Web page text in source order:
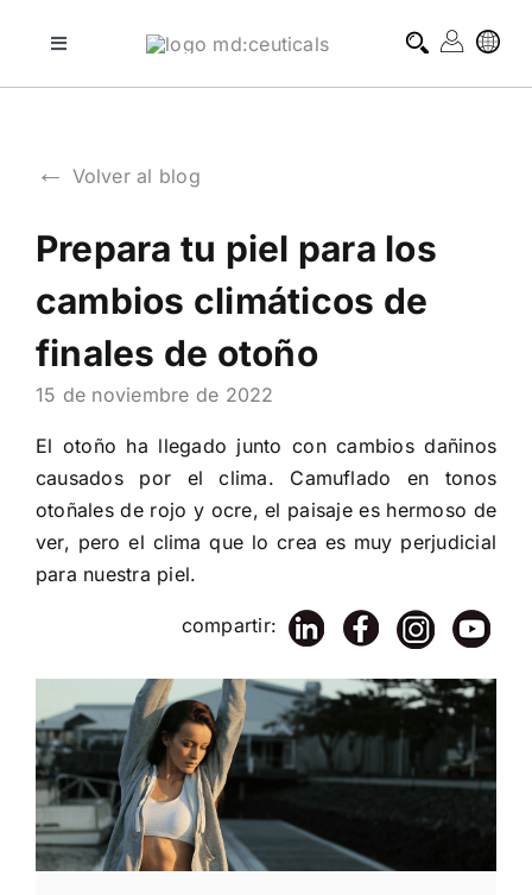
Toggle
tratamientos domiciliarios
blog
sobre md:ceuticals
← Volver al blog
Prepara tu piel para los
cambios climáticos de
finales de otoño
15 de noviembre de 2022
El otoño ha llegado junto con cambios dañinos
causados por el clima. Camuflado en tonos
otoñales de rojo y ocre, el paisaje es hermoso de
ver, pero el clima que lo crea es muy perjudicial
para nuestra piel.
compartir: